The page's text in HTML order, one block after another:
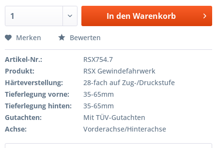
In den Warenkorb
Merken Bewerten
Artikel-Nr.:
RSX754.7
Produkt:
RSX Gewindefahrwerk
Härteverstellung:
28-fach auf Zug-/Druckstufe
Tieferlegung vorne:
35-65mm
Tieferlegung hinten:
35-65mm
Gutachten:
Mit TÜV-Gutachten
Achse:
Vorderachse/Hinterachse